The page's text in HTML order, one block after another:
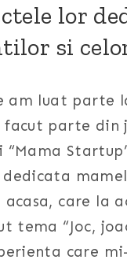
lor
si
am luat parte
parte din
acasa, care la
tema “Joc,
care